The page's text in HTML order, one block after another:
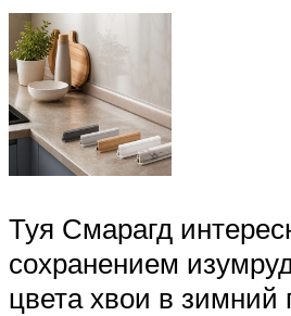
Туя Смарагд
сохранением
цвета хвои в зимний